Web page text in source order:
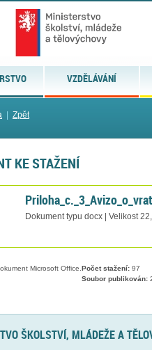
VZDĚLÁVÁNÍ
Zpět
KE STAŽENÍ
Dokument typu docx | Velikost
Microsoft Office. Počet stažení: 97
Soubor publikován:
ŠKOLSTVÍ, MLÁDEŽE A